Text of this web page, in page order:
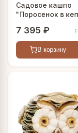
Садовое кашпо
"Поросенок в
7 395 ₽
В корзину